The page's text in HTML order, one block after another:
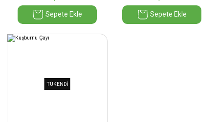
Sepete Ekle Sepete Ekle
TÜKENDİ